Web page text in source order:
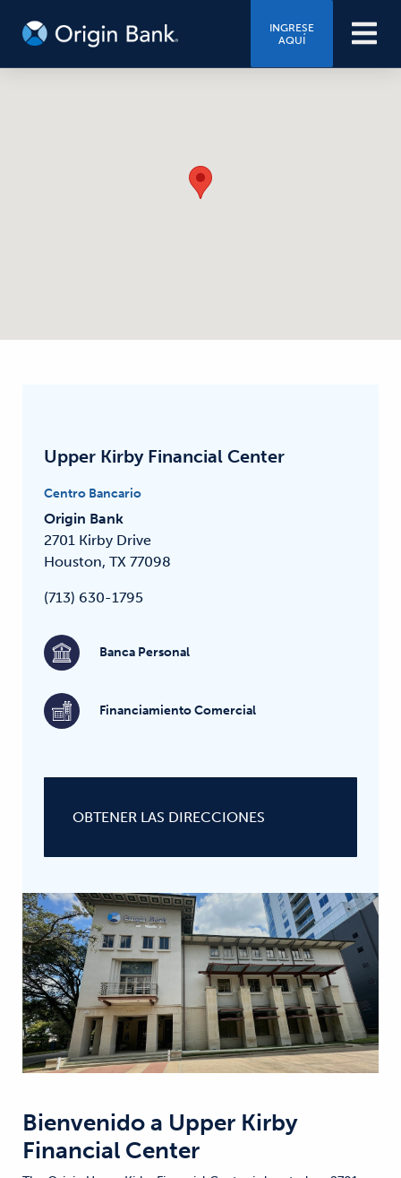
INGRESE
AQUÍ
Upper Kirby Financial Center
Centro Bancario
Origin Bank
2701 Kirby Drive
Houston, TX 77098
(713) 630-1795
Banca Personal
Financiamiento Comercial
OBTENER LAS DIRECCIONES
Bienvenido a Upper Kirby
Financial Center